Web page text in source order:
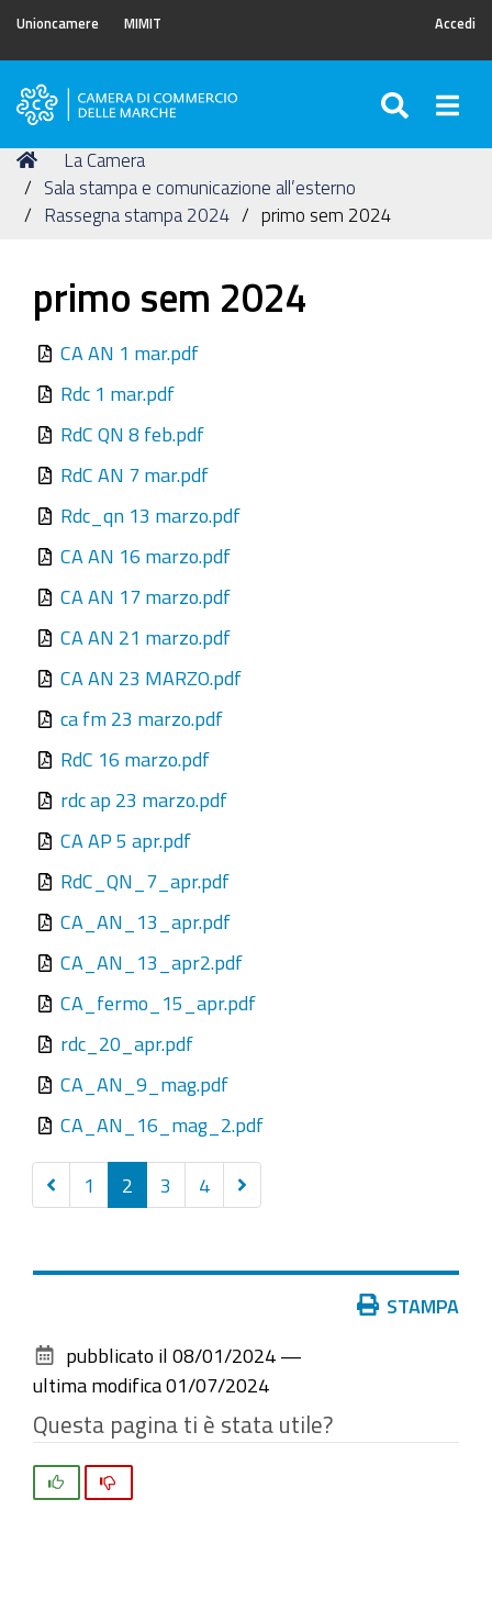
Unioncamere MIMIT Accedi
Camera
Commercio
delle
Marche
Tu
sei
qui:
Home
La Camera
Sala stampa e comunicazione all’esterno
Rassegna stampa 2024
primo sem 2024
primo sem 2024
CA AN 1 mar.pdf
Rdc 1 mar.pdf
RdC QN 8 feb.pdf
RdC AN 7 mar.pdf
Rdc_qn 13 marzo.pdf
CA AN 16 marzo.pdf
CA AN 17 marzo.pdf
CA AN 21 marzo.pdf
CA AN 23 MARZO.pdf
ca fm 23 marzo.pdf
RdC 16 marzo.pdf
rdc ap 23 marzo.pdf
CA AP 5 apr.pdf
RdC_QN_7_apr.pdf
CA_AN_13_apr.pdf
CA_AN_13_apr2.pdf
CA_fermo_15_apr.pdf
rdc_20_apr.pdf
CA_AN_9_mag.pdf
CA_AN_16_mag_2.pdf
Precedenti
20
1 2 3 4
Successivi
20
documento
STAMPA
pubblicato il 08/01/2024 —
ultima modifica 01/07/2024
Questa pagina ti è stata utile?